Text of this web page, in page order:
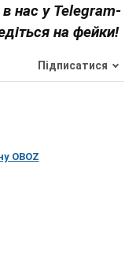
в нас у Telegram-
на фейки!
Підписатися
OBOZ